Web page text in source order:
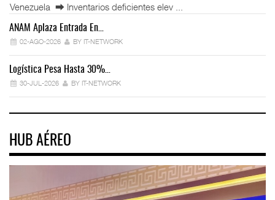
Venezuela ⮕ Inventarios deficientes elev ...
ANAM Aplaza Entrada En…
02-AGO-2026 BY IT-NETWORK
Logística Pesa Hasta 30%…
30-JUL-2026 BY IT-NETWORK
HUB AÉREO